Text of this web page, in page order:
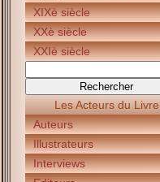
XIXè siècle
XXè siècle
XXIè siècle
Les Acteurs du Livre
Auteurs
Illustrateurs
Interviews